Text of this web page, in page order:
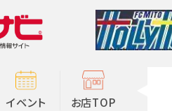
イベント お店TOP